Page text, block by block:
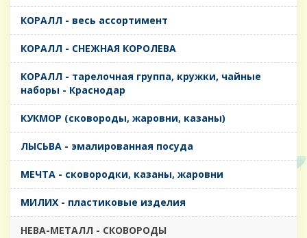
КОРАЛЛ - весь ассортимент
КОРАЛЛ - СНЕЖНАЯ КОРОЛЕВА
КОРАЛЛ - тарелочная группа, кружки, чайные
наборы - Краснодар
КУКМОР (сковороды, жаровни, казаны)
ЛЫСЬВА - эмалированная посуда
МЕЧТА - сковородки, казаны, жаровни
МИЛИХ - пластиковые изделия
НЕВА-МЕТАЛЛ - СКОВОРОДЫ